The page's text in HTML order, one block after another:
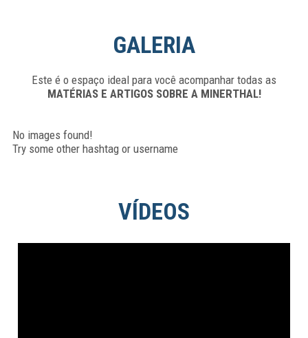
GALERIA
Este é o espaço ideal para você acompanhar todas as
MATÉRIAS E ARTIGOS SOBRE A MINERTHAL!
No images found!
Try some other hashtag or username
VÍDEOS